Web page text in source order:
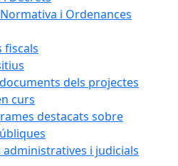
i Ordenances
fiscals
dels projectes
curs
destacats sobre
administratives i judicials